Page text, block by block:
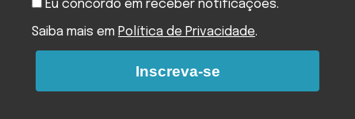
Eu concordo em receber notificações.
Saiba mais em Política de Privacidade.
Inscreva-se